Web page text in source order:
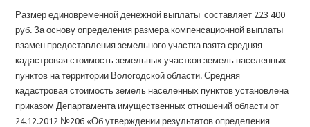
Размер единовременной денежной выплаты составляет 223 400
руб. За основу определения размера компенсационной выплаты
взамен предоставления земельного участка взята средняя
кадастровая стоимость земельных участков земель населенных
пунктов на территории Вологодской области. Средняя
кадастровая стоимость земель населенных пунктов установлена
приказом Департамента имущественных отношений области от
24.12.2012 №206 «Об утверждении результатов определения